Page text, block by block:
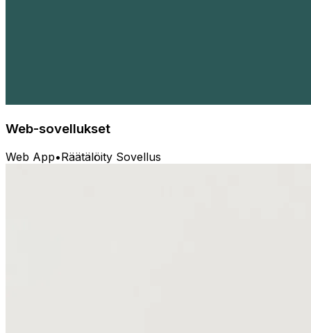
Web-sovellukset
Web App•Räätälöity Sovellus